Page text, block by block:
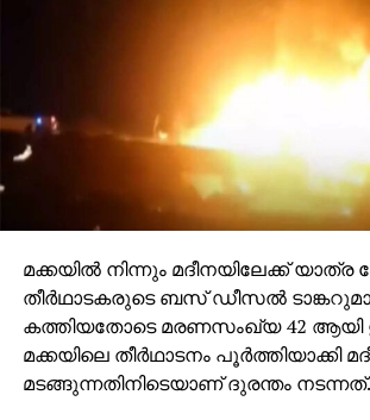
മക്കയില്‍ നിന്നും മദീനയിലേക്ക്
തീര്‍ഥാടകരുടെ ബസ് ഡീസല്‍ ടാങ്കറുമായി
കത്തിയതോടെ മരണസംഖ്യ 42 ആയി
മക്കയിലെ തീര്‍ഥാടനം പൂര്‍ത്തിയാക്കി
മടങ്ങുന്നതിനിടെയാണ് ദുരന്തം നടന്നത്.